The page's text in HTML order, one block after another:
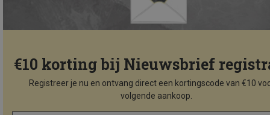
€10 korting bij Nieuwsbrief
Registreer je nu en ontvang direct een kortingscode van €10
volgende aankoop.